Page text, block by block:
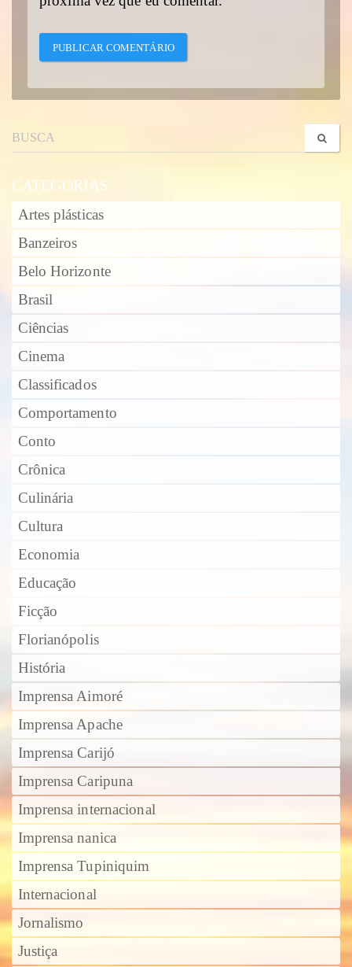
CATEGORIAS
Artes plásticas
Banzeiros
Belo Horizonte
Brasil
Ciências
Cinema
Classificados
Comportamento
Conto
Crônica
Culinária
Cultura
Economia
Educação
Ficção
Florianópolis
História
Imprensa Aimoré
Imprensa Apache
Imprensa Carijó
Imprensa Caripuna
Imprensa internacional
Imprensa nanica
Imprensa Tupiniquim
Internacional
Jornalismo
Justiça